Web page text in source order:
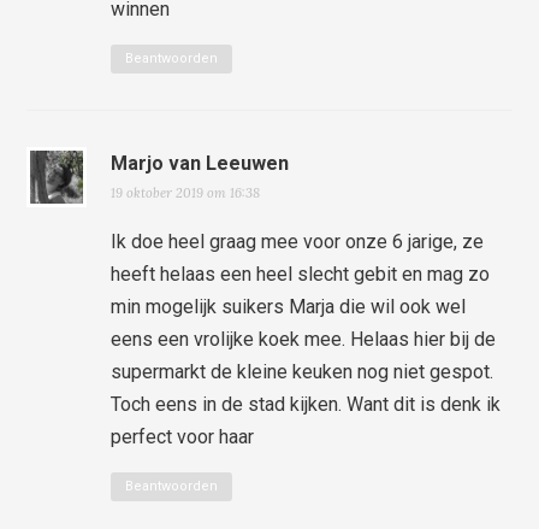
winnen
Beantwoorden
Marjo van Leeuwen
19 oktober 2019 om 16:38
Ik doe heel graag mee voor onze 6 jarige, ze
heeft helaas een heel slecht gebit en mag zo
min mogelijk suikers Marja die wil ook wel
eens een vrolijke koek mee. Helaas hier bij de
supermarkt de kleine keuken nog niet gespot.
Toch eens in de stad kijken. Want dit is denk ik
perfect voor haar
Beantwoorden